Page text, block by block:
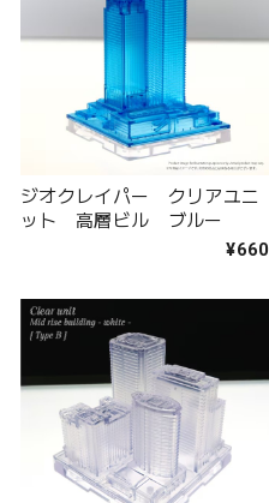
ジオクレイパー クリアユニ
ット 高層ビル ブルー
¥660